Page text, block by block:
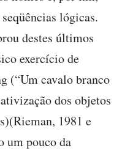
lógicas.
destes últimos
exercício de
(“Um cavalo branco
dos objetos
1981 e
um pouco da